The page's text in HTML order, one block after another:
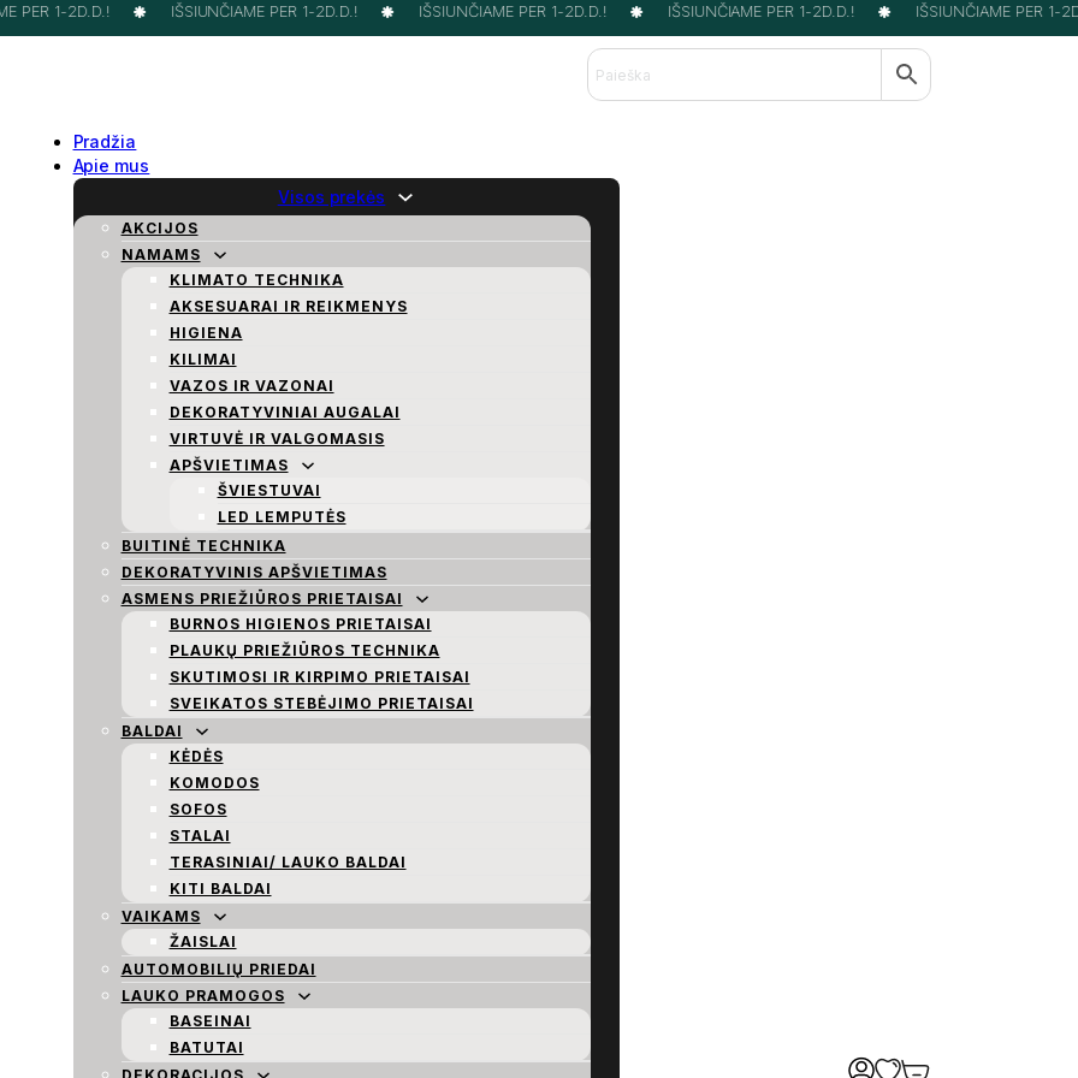
PER 1-2D.D.! IŠSIUNČIAME PER 1-2D.D.! IŠSIUNČIAME PER 1-2D.D.! IŠSIUNČIAME PER 1-2D.D.! IŠSIUNČIAME PER 1-
Pradžia
Apie mus
Visos prekės
AKCIJOS
NAMAMS
KLIMATO TECHNIKA
AKSESUARAI IR REIKMENYS
HIGIENA
KILIMAI
VAZOS IR VAZONAI
DEKORATYVINIAI AUGALAI
VIRTUVĖ IR VALGOMASIS
APŠVIETIMAS
ŠVIESTUVAI
LED LEMPUTĖS
BUITINĖ TECHNIKA
DEKORATYVINIS APŠVIETIMAS
ASMENS PRIEŽIŪROS PRIETAISAI
BURNOS HIGIENOS PRIETAISAI
PLAUKŲ PRIEŽIŪROS TECHNIKA
SKUTIMOSI IR KIRPIMO PRIETAISAI
SVEIKATOS STEBĖJIMO PRIETAISAI
BALDAI
KĖDĖS
KOMODOS
SOFOS
STALAI
TERASINIAI/ LAUKO BALDAI
KITI BALDAI
VAIKAMS
ŽAISLAI
AUTOMOBILIŲ PRIEDAI
LAUKO PRAMOGOS
BASEINAI
BATUTAI